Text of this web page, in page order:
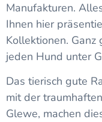
Manufakturen.
Ihnen hier
Kollektionen.
jeden Hund unter
Das tierisch gute
mit der
Glewe, machen